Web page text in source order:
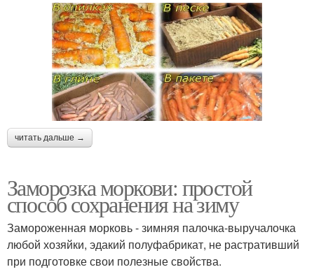
читать дальше →
Заморозка моркови: простой
способ сохранения на зиму
Замороженная морковь - зимняя палочка-выручалочка
любой хозяйки, эдакий полуфабрикат, не растративший
при подготовке свои полезные свойства.